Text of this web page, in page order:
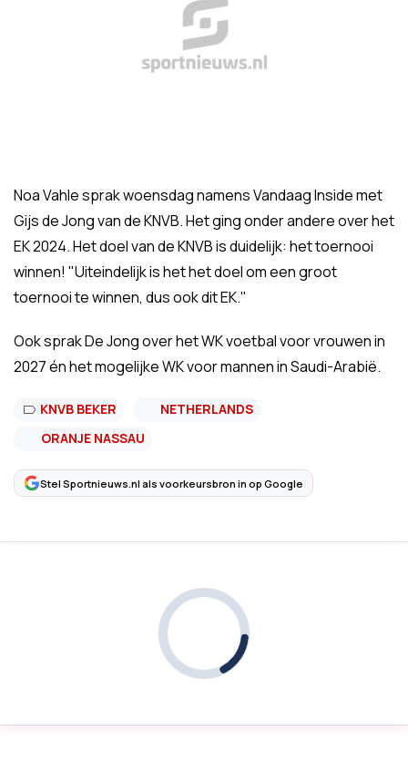
Noa Vahle sprak woensdag namens Vandaag Inside met
Gijs de Jong van de KNVB. Het ging onder andere over het
EK 2024. Het doel van de KNVB is duidelijk: het toernooi
winnen! "Uiteindelijk is het het doel om een groot
toernooi te winnen, dus ook dit EK."
Ook sprak De Jong over het WK voetbal voor vrouwen in
2027 én het mogelijke WK voor mannen in Saudi-Arabië.
KNVB BEKER
NETHERLANDS
ORANJE NASSAU
Stel Sportnieuws.nl als voorkeursbron in op Google